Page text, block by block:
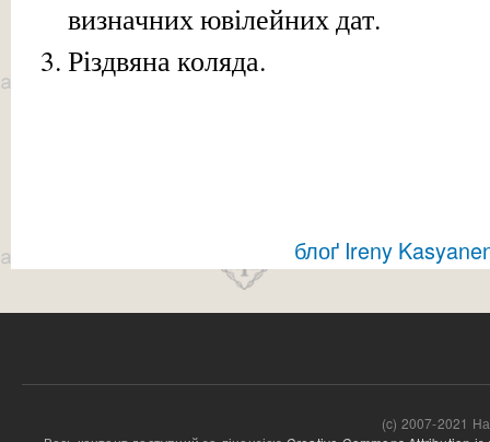
визначних ювілейних дат.
Різдвяна коляда.
блоґ Ireny
(c) 2007-2021